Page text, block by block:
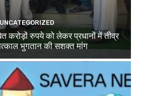
UNCATEGORIZED
करोड़ों रुपये को लेकर प्रधानों में तीव्र
भुगतान की सशक्त मांग